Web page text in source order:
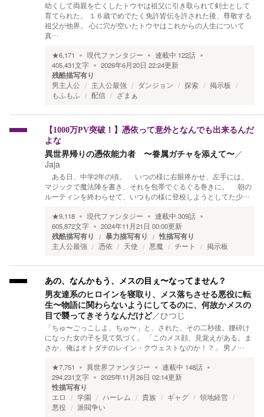
幼くして両親を亡くしたトウヤは祖父に引き取られて剣士として
育てられた。 １６歳でめでたく免許皆伝を許された後、尊敬する
祖父が他界。 心に穴が空いたトウヤはこれからの人生について
真…
★6,171 現代ファンタジー 連載中 122話
405,431文字 2026年6月20日 22:24更新
残酷描写有り
男主人公 主人公最強 ダンジョン 探索
掲示板
もふもふ
配信 ざまぁ
【1000万PV突破！】憑依って意外となんでも出来るんだ
よな
異世界帰りの憑依能力者 〜眷属ガチャを添えて〜／
Jaja
ある日、中学2年の頃。 いつの様に右眼疼かせ、左手には、
マジックで魔法陣を書き、それを包帯でぐるぐる巻きに。 朝の
ルーティンを終わらせて、いつもの様に登校しようとしてた少…
★9,118 現代ファンタジー 連載中 309話
605,872文字 2024年11月21日 00:00更新
残酷描写有り 暴力描写有り 性描写有り
主人公最強 憑依 天使 悪魔 チート 掲示板
あの、なんかもう、メスの目ぇ〜なってません？
男友達系のヒロインを寝取り、メス落ちさせる悪役に転
生〜物語に関わらないようにしてるのに、何故かメスの
目で襲ってきそうなんだけど／ひつじ
「ちゅ〜ごっこしよ、ちゅ〜」と、された、その二秒後。腰砕け
になった女の子を見て気づく。 「このメス顔、見覚えがある。ま
さか、俺はオトダチのレイン・クウェストなのか！？」 男ノ…
★7,751 異世界ファンタジー 連載中 148話
294,231文字 2025年11月26日 02:14更新
性描写有り
エロ 学園 ハーレム 貴族 ギャグ
領地経営
悪役
派閥争い